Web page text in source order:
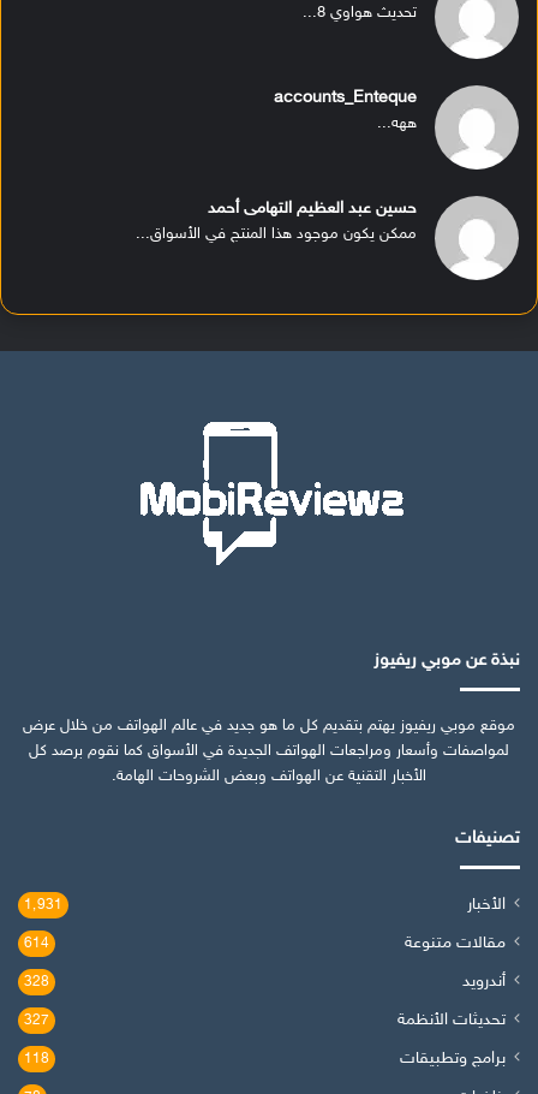
تحديث هواوي 8...
accounts_Enteque
ههه...
حسين عبد العظيم التهامى أحمد
ممكن يكون موجود هذا المنتج في الأسواق...
نبذة عن موبي ريفيوز
موقع موبي ريفيوز يهتم بتقديم كل ما هو جديد في عالم الهواتف من خلال عرض
لمواصفات وأسعار ومراجعات الهواتف الجديدة في الأسواق كما نقوم برصد كل
الأخبار التقنية عن الهواتف وبعض الشروحات الهامة.
تصنيفات
الأخبار 1٬931
مقالات متنوعة 614
أندرويد 328
تحديثات الأنظمة 327
برامج وتطبيقات 118